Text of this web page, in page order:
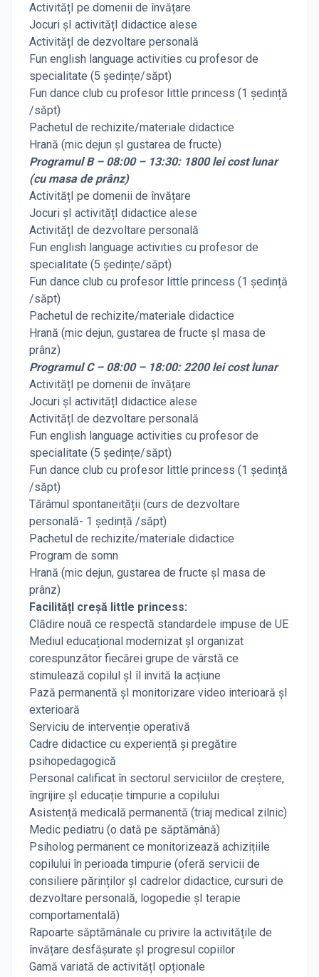
ActivitățI pe domenii de învățare
Jocuri șI activitățI didactice alese
ActivitățI de dezvoltare personală
Fun english language activities cu profesor de
specialitate (5 ședințe/săpt)
Fun dance club cu profesor little princess (1 ședință
/săpt)
Pachetul de rechizite/materiale didactice
Hrană (mic dejun șI gustarea de fructe)
Programul B – 08:00 – 13:30: 1800 lei cost lunar
(cu masa de prânz)
ActivitățI pe domenii de învățare
Jocuri șI activitățI didactice alese
ActivitățI de dezvoltare personală
Fun english language activities cu profesor de
specialitate (5 ședințe/săpt)
Fun dance club cu profesor little princess (1 ședință
/săpt)
Pachetul de rechizite/materiale didactice
Hrană (mic dejun, gustarea de fructe șI masa de
prânz)
Programul C – 08:00 – 18:00: 2200 lei cost lunar
ActivitățI pe domenii de învățare
Jocuri șI activitățI didactice alese
ActivitățI de dezvoltare personală
Fun english language activities cu profesor de
specialitate (5 ședințe/săpt)
Fun dance club cu profesor little princess (1 ședință
/săpt)
Tărâmul spontaneității (curs de dezvoltare
personală- 1 ședință /săpt)
Pachetul de rechizite/materiale didactice
Program de somn
Hrană (mic dejun, gustarea de fructe șI masa de
prânz)
FacilitățI creșă little princess:
Clădire nouă ce respectă standardele impuse de UE
Mediul educațional modernizat șI organizat
corespunzător fiecărei grupe de vârstă ce
stimulează copilul șI îl invită la acțiune
Pază permanentă șI monitorizare video interioară șI
exterioară
Serviciu de intervenție operativă
Cadre didactice cu experiență și pregătire
psihopedagogică
Personal calificat în sectorul serviciilor de creștere,
îngrijire șI educație timpurie a copilului
Asistență medicală permanentă (triaj medical zilnic)
Medic pediatru (o dată pe săptămână)
Psiholog permanent ce monitorizează achizițiile
copilului în perioada timpurie (oferă servicii de
consiliere părinților șI cadrelor didactice, cursuri de
dezvoltare personală, logopedie șI terapie
comportamentală)
Rapoarte săptămânale cu privire la activitățile de
învățare desfășurate șI progresul copiilor
Gamă variată de activitățI opționale